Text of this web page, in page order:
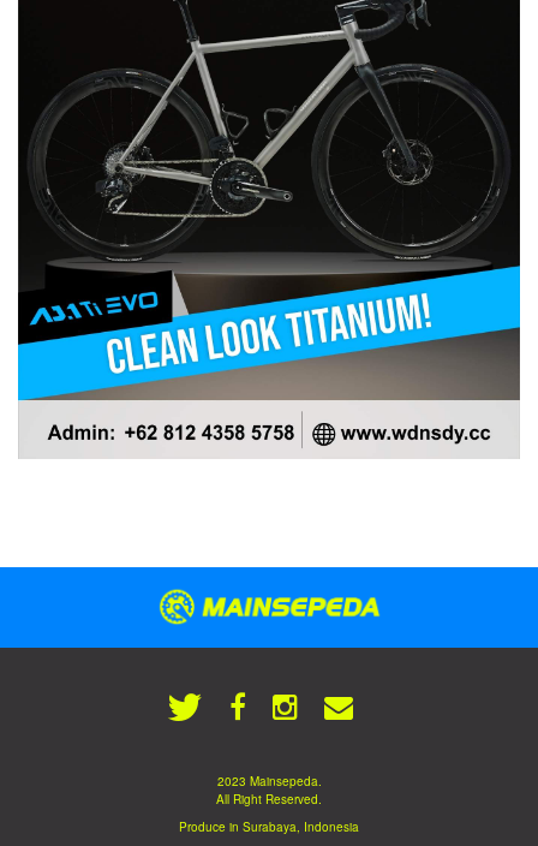
2023 Mainsepeda.
All Right Reserved.
Produce in Surabaya, Indonesia